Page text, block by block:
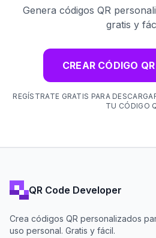
Genera códigos QR
gratis y
CREAR CÓDIGO
REGÍSTRATE GRATIS PARA
TU CÓDIGO
QR Code Developer
Crea códigos QR personalizados
uso personal. Gratis y fácil.